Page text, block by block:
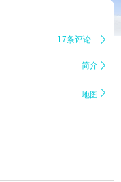
17条评论 
简介 
地图 